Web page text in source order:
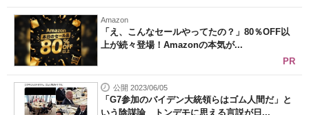
Amazon
「え、こんなセールやってたの？」80％OFF以
上が続々登場！Amazonの本気が...
PR
公開 2023/06/05
「G7参加のバイデン大統領らはゴム人間だ」と
いう陰謀論 トンデモに思える言説が日...